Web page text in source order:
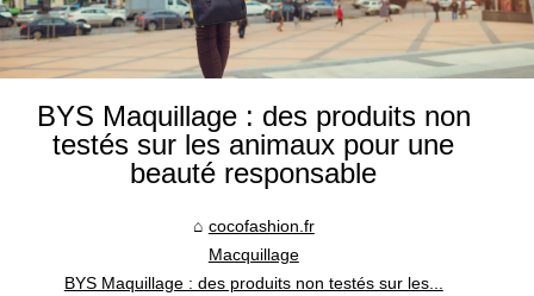
BYS Maquillage : des produits non
testés sur les animaux pour une
beauté responsable
cocofashion.fr
Macquillage
BYS Maquillage : des produits non testés sur les...